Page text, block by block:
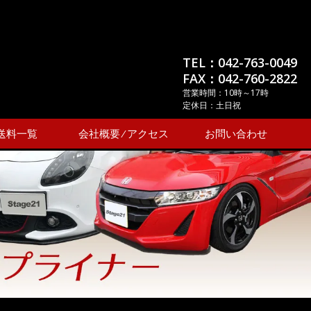
TEL：042-763-0049
FAX：042-760-2822
営業時間：10時～17時
定休日：土日祝
料一覧 会社概要 ⁄ アクセス お問い合わせ